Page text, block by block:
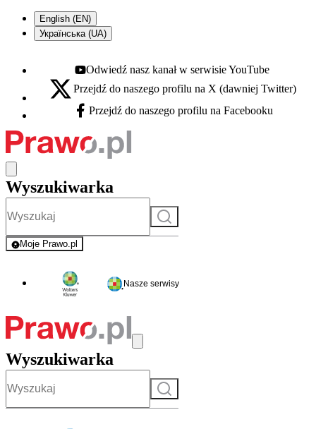
English (EN)
Українська (UA)
Youtube - otwiera się w nowej karcie
Odwiedź nasz kanał w serwisie YouTube
X - otwiera się w nowej karcie
Przejdź do naszego profilu na X (dawniej Twitter)
Facebook - otwiera się w nowej karcie
Przejdź do naszego profilu na Facebooku
Wyszukiwarka
Szukaj
Moje Prawo.pl
- rejestracja i logowanie do serwisu
Nasze serwisy
Wyszukiwarka
Szukaj